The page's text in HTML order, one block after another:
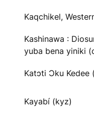
Kaqchikel,
Kashinawa :
yuba bena yiniki
Katɔti Ɔku Kedee
Kayabí (kyz)